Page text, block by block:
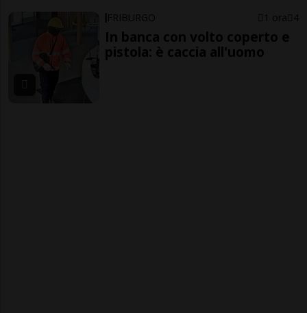
FRIBURGO 1 ora 4
In banca con volto coperto e
pistola: è caccia all'uomo